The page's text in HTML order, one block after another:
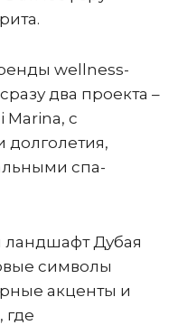
wellness-
два проекта –
Marina, с
спа-
ландшафт Дубая
символы
акценты и
где